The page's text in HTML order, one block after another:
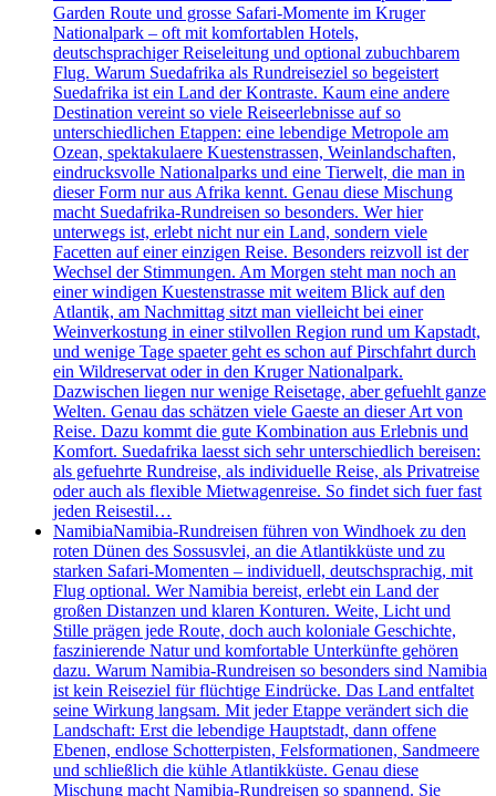
Garden Route und grosse Safari-Momente im Kruger
Nationalpark – oft mit komfortablen Hotels,
deutschsprachiger Reiseleitung und optional zubuchbarem
Flug. Warum Suedafrika als Rundreiseziel so begeistert
Suedafrika ist ein Land der Kontraste. Kaum eine andere
Destination vereint so viele Reiseerlebnisse auf so
unterschiedlichen Etappen: eine lebendige Metropole am
Ozean, spektakulaere Kuestenstrassen, Weinlandschaften,
eindrucksvolle Nationalparks und eine Tierwelt, die man in
dieser Form nur aus Afrika kennt. Genau diese Mischung
macht Suedafrika-Rundreisen so besonders. Wer hier
unterwegs ist, erlebt nicht nur ein Land, sondern viele
Facetten auf einer einzigen Reise. Besonders reizvoll ist der
Wechsel der Stimmungen. Am Morgen steht man noch an
einer windigen Kuestenstrasse mit weitem Blick auf den
Atlantik, am Nachmittag sitzt man vielleicht bei einer
Weinverkostung in einer stilvollen Region rund um Kapstadt,
und wenige Tage spaeter geht es schon auf Pirschfahrt durch
ein Wildreservat oder in den Kruger Nationalpark.
Dazwischen liegen nur wenige Reisetage, aber gefuehlt ganze
Welten. Genau das schätzen viele Gaeste an dieser Art von
Reise. Dazu kommt die gute Kombination aus Erlebnis und
Komfort. Suedafrika laesst sich sehr unterschiedlich bereisen:
als gefuehrte Rundreise, als individuelle Reise, als Privatreise
oder auch als flexible Mietwagenreise. So findet sich fuer fast
jeden Reisestil…
NamibiaNamibia-Rundreisen führen von Windhoek zu den
roten Dünen des Sossusvlei, an die Atlantikküste und zu
starken Safari-Momenten – individuell, deutschsprachig, mit
Flug optional. Wer Namibia bereist, erlebt ein Land der
großen Distanzen und klaren Konturen. Weite, Licht und
Stille prägen jede Route, doch auch koloniale Geschichte,
faszinierende Natur und komfortable Unterkünfte gehören
dazu. Warum Namibia-Rundreisen so besonders sind Namibia
ist kein Reiseziel für flüchtige Eindrücke. Das Land entfaltet
seine Wirkung langsam. Mit jeder Etappe verändert sich die
Landschaft: Erst die lebendige Hauptstadt, dann offene
Ebenen, endlose Schotterpisten, Felsformationen, Sandmeere
und schließlich die kühle Atlantikküste. Genau diese
Mischung macht Namibia-Rundreisen so spannend. Sie